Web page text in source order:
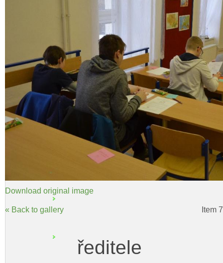
Download original image
« Back to gallery Item
ředitele